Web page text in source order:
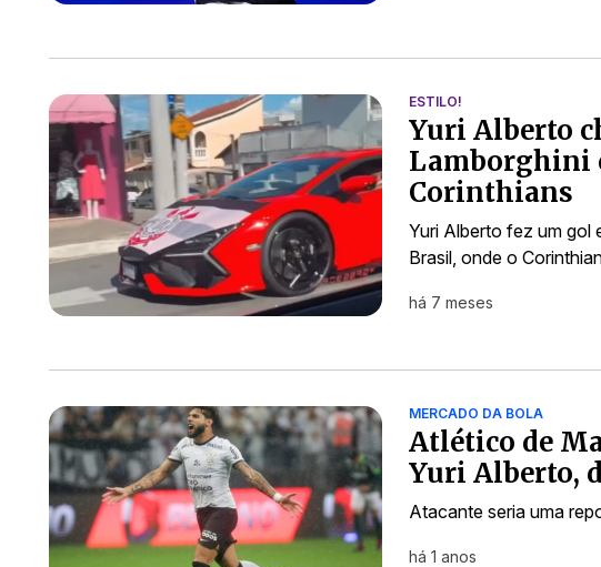
ESTILO!
Yuri Alberto
Lamborghini
Corinthians
Yuri Alberto fez um gol
Brasil, onde o
há 7 meses
MERCADO DA BOLA
Atlético de
Yuri Alberto,
Atacante seria uma
há 1 anos